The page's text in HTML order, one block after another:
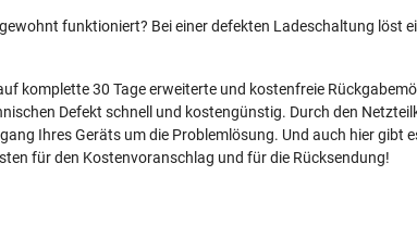
funktioniert? Bei einer defekten Ladeschaltung löst
komplette 30 Tage erweiterte und kostenfreie
Defekt schnell und kostengünstig. Durch den
Ihres Geräts um die Problemlösung. Und auch hier gibt
für den Kostenvoranschlag und für die Rücksendung!